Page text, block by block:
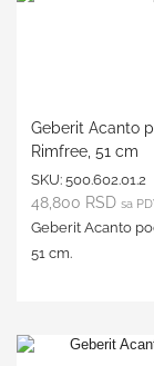
Geberit Acanto
Rimfree, 51 cm
SKU: 500.602.01.2
48,800 RSD sa
Geberit Acanto
51 cm.